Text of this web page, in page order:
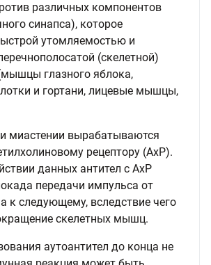
различных компонентов
синапса), которое
утомляемостью и
(скелетной)
глазного яблока,
и гортани, лицевые мышцы,
миастении вырабатываются
рецептору (АхР).
данных антител с АхР
передачи импульса от
к следующему, вследствие чего
скелетных мышц.
аутоантител до конца не